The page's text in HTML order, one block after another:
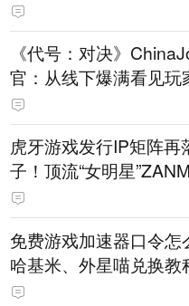
《代号：对决》
官：从线下爆满看见玩
待
虎牙游戏发行IP矩阵再
子！顶流“女明星
PY 正版3D消除手游《
惊喜曝光
免费游戏加速器口令怎
哈基米、外星喵兑换教